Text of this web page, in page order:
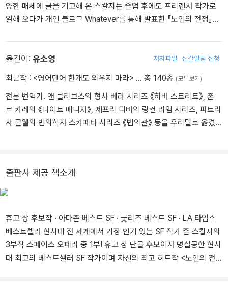
양한 매체에 글을 기고해 온 스칼지는 졸업 후에도 프리랜서 작가로
일해 오다가 개인 블로그 Whatever를 통해 발표한 『노인의 전쟁』이
2006년 저명한 SF 문학상인 존 W. 캠벨 상을 수상했고 휴고 상 최종
발표하며 매해 휴고 상 후보에 올랐고 2013년 발표한 스탠드얼론
『레드 셔츠』로 비로소 휴고 상을 수상했다. ‘상호의존성단’ 시리즈는
2017년 존 스칼지가 선보인 스페이스 오페라로 1편 『무너지는 제국』
에 이어 2018년에 2편 『타오르는 화염』, 2020년에 3편이자 최종편
상 최우수 SF 부문을 수상하였다. 2022년 발표한 스탠드얼론 『괴수
보존 협회』는 2023 로커스 상과 일본 성운상을 수상하였으며 2023
쥐며 명실공한 최고의 SF 작가로 전성기를 보내고 있다.
옮긴이: 유소영 저자파일 신간알림 신청
최근작 : <영어단어 한개도 외우지 마라> … 총 140종 (모두보기)
전문 번역가. 앤 클리브스의 형사 베라 시리즈 《하버 스트리트》, 존
르 카레의 《나이트 매니저》, 제프리 디버의 링컨 라임 시리즈, 퍼트리
샤 콘웰의 법의학자 스카페타 시리즈 《법의관》 등을 우리말로 옮겼
셰한 카루나틸라카의 《말리의 일곱 개의 달》, 줄리애나 배곳의 《우주
에 구멍을 내는 것은 슬픔만이 아니다》, 라이오넬 슈라이버의 《마니
킬러》 등이 있다.
출판사 제공 책소개
휴고 상 후보작 · 아마존 베스트 SF · 굿리즈 베스트 SF · LA 타임스
베스트셀러 현시대 전 세계에서 가장 인기 있는 SF 작가 존 스칼지의
3부작 스페이스 오페라 중 1부! 휴고 상 단골 후보이자 명실공한 현시
대 최고의 베스트셀러 SF 작가이며 자신의 최고 히트작 <노인의 전